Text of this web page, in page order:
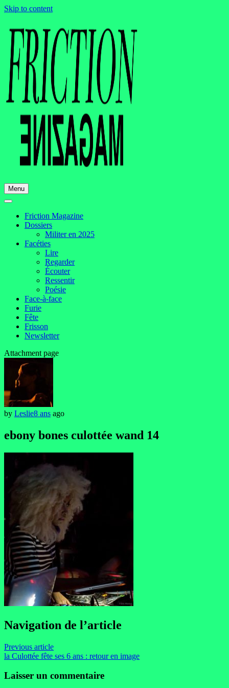
Skip to content
Menu
Friction Magazine
Dossiers
Militer en 2025
Facéties
Lire
Regarder
Écouter
Ressentir
Poésie
Face-à-face
Furie
Fête
Frisson
Newsletter
Attachment page
by Leslie8 ans ago
ebony bones culottée wand 14
Navigation de l’article
Previous article
la Culottée fête ses 6 ans : retour en image
Laisser un commentaire